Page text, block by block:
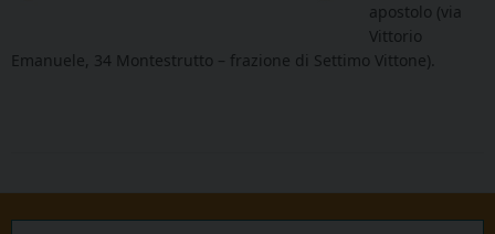
apostolo (via
Vittorio
Emanuele, 34 Montestrutto – frazione di Settimo Vittone).